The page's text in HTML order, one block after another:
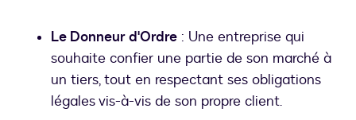
Le Donneur d'Ordre : Une entreprise qui
souhaite confier une partie de son marché à
un tiers, tout en respectant ses obligations
légales vis-à-vis de son propre client.